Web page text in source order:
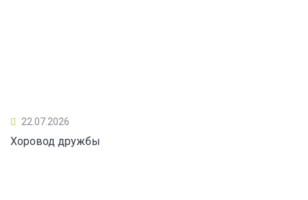
22.07.2026
Хоровод дружбы